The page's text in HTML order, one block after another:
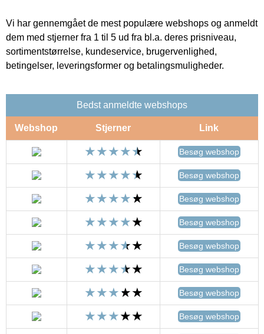
Vi har gennemgået de mest populære webshops og anmeldt
dem med stjerner fra 1 til 5 ud fra bl.a. deres prisniveau,
sortimentstørrelse, kundeservice, brugervenlighed,
betingelser, leveringsformer og betalingsmuligheder.
Bedst anmeldte webshops
Webshop Stjerner Link
Besøg webshop
Besøg webshop
Besøg webshop
Besøg webshop
Besøg webshop
Besøg webshop
Besøg webshop
Besøg webshop